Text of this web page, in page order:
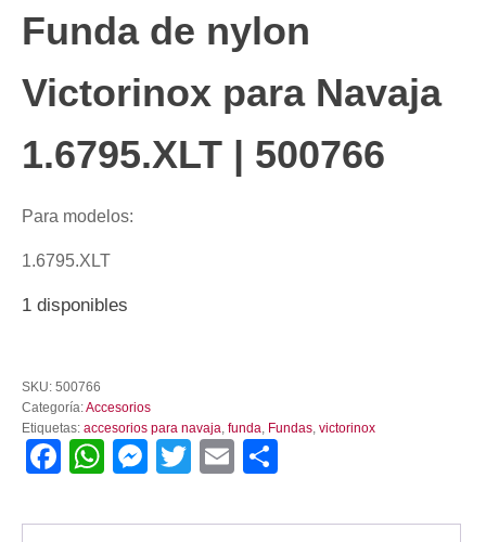
Funda de nylon
Victorinox para Navaja
1.6795.XLT | 500766
Para modelos:
1.6795.XLT
1 disponibles
Victorinox
para
Navaja
500766
SKU: 500766
Categoría:Accesorios
Etiquetas: accesorios para navaja funda Fundas victorinox
Facebook
WhatsApp
Messenger
TwitterEmail